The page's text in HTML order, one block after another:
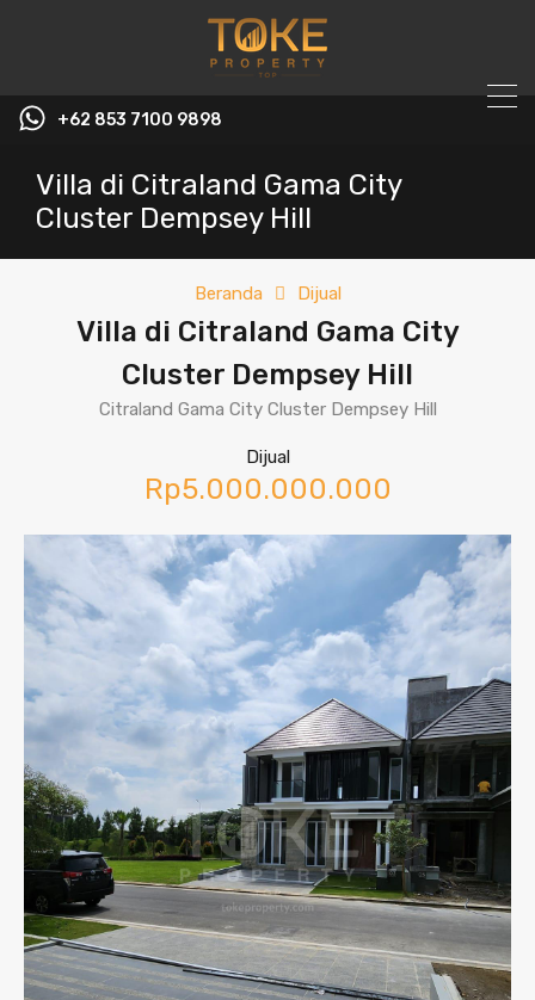
+62 853 7100 9898‬
Villa di Citraland Gama City
Cluster Dempsey Hill
Beranda Dijual
Villa di Citraland Gama City
Cluster Dempsey Hill
Citraland Gama City Cluster Dempsey Hill
Dijual
Rp5.000.000.000